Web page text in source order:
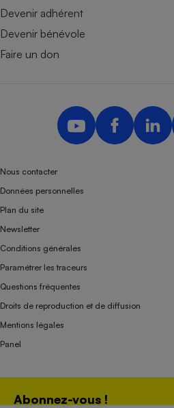
Abonnez-vous !
Devenir adhérent
Devenir bénévole
Faire un don
Nous contacter
Données personnelles
Plan du site
Newsletter
Conditions générales
Paramétrer les traceurs
Questions fréquentes
Droits de reproduction et de diffusion
Mentions légales
Panel
Association indépendante de l’État, des
distributeurs depuis 1951.